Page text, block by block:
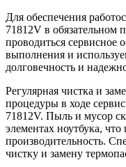
Для обеспечения
71812V в обязательном
проводиться сервисное
выполнения и
долговечность и
Регулярная чистка и
процедуры в ходе
71812V. Пыль и мусор
элементах ноутбука,
производительность.
чистку и замену